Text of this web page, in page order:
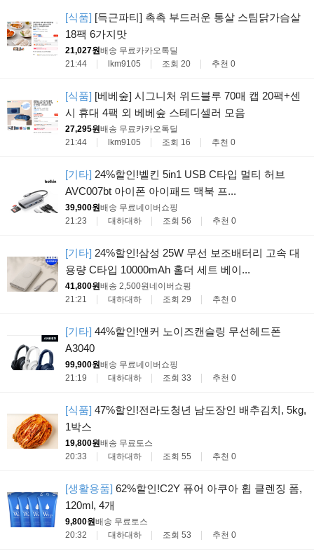
[식품] [득근파티] 촉촉 부드러운 통살 스팀닭가슴살
18팩 6가지맛
21,027원배송 무료 카카오톡딜
21:44
lkm9105 조회 20 추천 0
[식품] [베베숲] 시그니처 위드블루 70매 캡 20팩+센
시 휴대 4팩 외 베베숲 스테디셀러 모음
27,295원배송 무료 카카오톡딜
21:44
lkm9105 조회 16 추천 0
[기타] 24%할인!벨킨 5in1 USB C타입 멀티 허브
AVC007bt 아이폰 아이패드 맥북 프...
39,900원배송 무료네이버쇼핑
21:23
대하대하 조회 56 추천 0
[기타] 24%할인!삼성 25W 무선 보조배터리 고속 대
용량 C타입 10000mAh 홀더 세트 베이...
41,800원배송 2,500원네이버쇼핑
21:21
대하대하 조회 29 추천 0
[기타] 44%할인!앤커 노이즈캔슬링 무선헤드폰
A3040
99,900원배송 무료네이버쇼핑
21:19
대하대하 조회 33 추천 0
[식품] 47%할인!전라도청년 남도장인 배추김치, 5kg,
1박스
19,800원배송 무료 토스
20:33
대하대하 조회 55 추천 0
[생활용품] 62%할인!C2Y 퓨어 아쿠아 휩 클렌징 폼,
120ml, 4개
9,800원배송 무료 토스
20:32
대하대하 조회 53 추천 0